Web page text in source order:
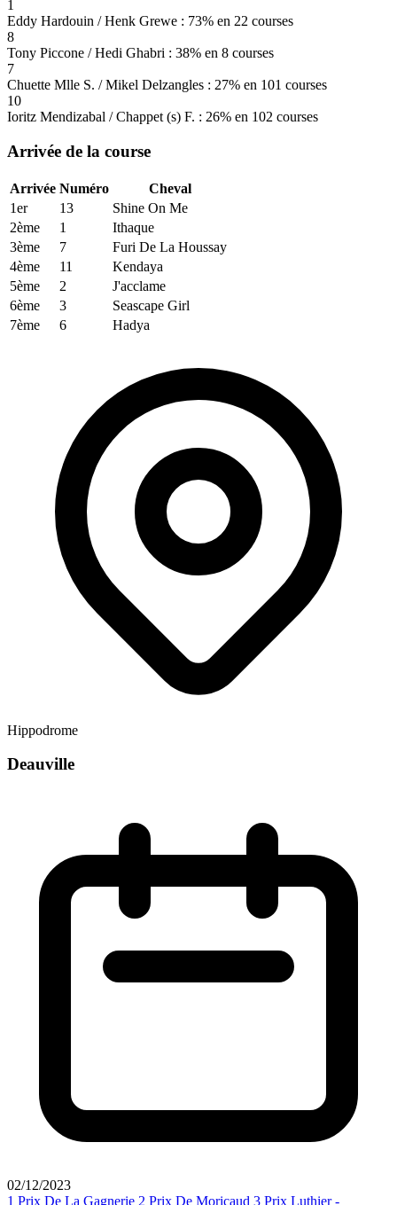
1
Eddy Hardouin / Henk Grewe : 73% en 22 courses
8
Tony Piccone / Hedi Ghabri : 38% en 8 courses
7
Chuette Mlle S. / Mikel Delzangles : 27% en 101 courses
10
Ioritz Mendizabal / Chappet (s) F. : 26% en 102 courses
Arrivée de la course
Arrivée Numéro
Cheval
1er
13
Shine On Me
2ème
1
Ithaque
3ème
7
Furi De La Houssay
4ème
11
Kendaya
5ème
2
J'acclame
6ème
3
Seascape Girl
7ème
6 Hadya
Hippodrome
Deauville
02/12/2023
1 Prix De La Gagnerie 2 Prix De Moricaud 3 Prix Luthier -